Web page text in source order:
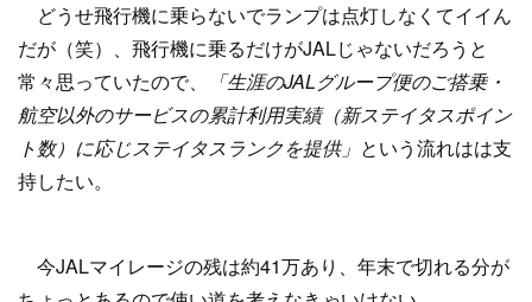
どうせ飛行機に乗らないでランプは点灯しなくてイイん
だが（笑）、飛行機に乗るだけがJALじゃないだろうと
常々思っていたので、
「生涯のJALグループ便のご搭乗・
航空以外のサービスの累計利用実績（新ステイタスポイン
ト数）に応じステイタスランクを提供」 という流れはは支
持したい。
今JALマイレージの残は約41万あり、年末で切れる分が